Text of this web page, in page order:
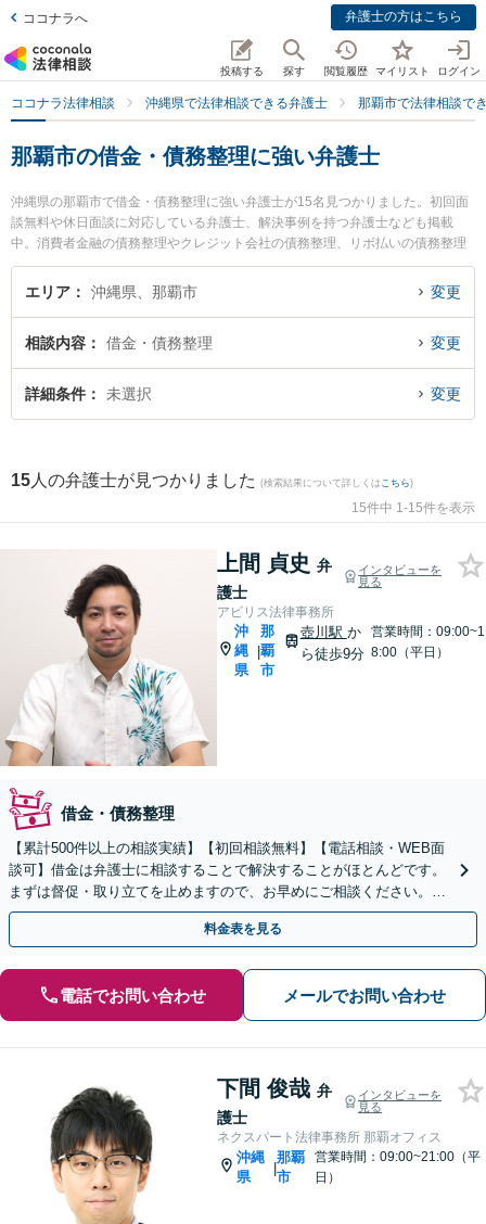
ココナラへ 弁護士の方はこちら
投稿する 探す 閲覧履歴 マイリスト ログイン
ココナラ法律相談 沖縄県で法律相談できる弁護士 那覇市で法律相談で
那覇市の借金・債務整理に強い弁護士
沖縄県の那覇市で借金・債務整理に強い弁護士が15名見つかりました。初回面
談無料や休日面談に対応している弁護士、解決事例を持つ弁護士なども掲載
中。消費者金融の債務整理やクレジット会社の債務整理、リボ払いの債務整理
等の細かな分野での絞り込み検索もでき便利です。特にアビリス法律事務所の
上間 貞史弁護士やネクスパート法律事務所 那覇オフィスの下間 俊哉弁護士、
トラブルを今すぐに弁護士に相談したい』『借金・債務整理のトラブル解決の
実績豊富な近くの弁護士を検索したい』『初回相談無料で借金・債務整理を法
律相談できる那覇市内の弁護士に相談予約したい』などでお困りの相談者さん
エリア 沖縄県、那覇市 変更
相談内容 借金・債務整理 変更
詳細条件 未選択 変更
15 人の弁護士が見つかりました (検索結果について詳しくは こちら)
15件中 1-15件を表示
上間 貞史 弁
護士
インタビューを
見る
アビリス法律事務所
沖
縄
県
|
那
覇
市
壺川駅 か
ら徒歩9分
営業時間：09:00~1
8:00（平日）
借金・債務整理
【累計500件以上の相談実績】【初回相談無料】【電話相談・WEB面
談可】借金は弁護士に相談することで解決することがほとんどです。
まずは督促・取り立てを止めますので、お早めにご相談ください。相
談者さまに合った手続きを提案し、借金を減らします。
料金表を見る
電話でお問い合わせ メールでお問い合わせ
下間 俊哉 弁
護士
インタビューを
見る
ネクスパート法律事務所 那覇オフィス
沖縄
県
|
那覇
市
営業時間：09:00~21:00（平
日）